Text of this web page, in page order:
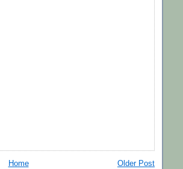
Older Post
Home